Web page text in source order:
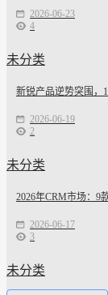
2026-06-23
4
未分类
新锐产品逆势突围，
2026-06-19
2
未分类
2026年CRM市场：9
2026-06-17
3
未分类